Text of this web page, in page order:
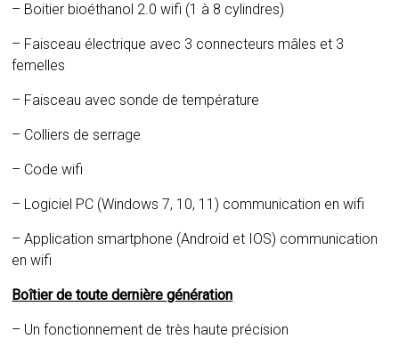
– Boitier bioéthanol 2.0 wifi (1 à 8 cylindres)
– Faisceau électrique avec 3 connecteurs mâles et 3
femelles
– Faisceau avec sonde de température
– Colliers de serrage
– Code wifi
– Logiciel PC (Windows 7, 10, 11) communication en wifi
– Application smartphone (Android et IOS) communication
en wifi
Boîtier de toute dernière génération
– Un fonctionnement de très haute précision